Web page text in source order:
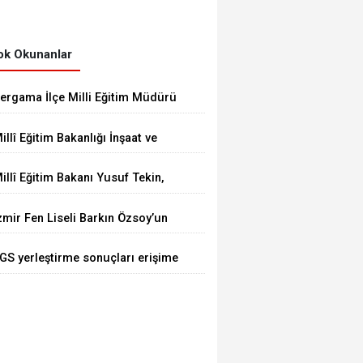
Okunanlar
İlçe Milli Eğitim Müdürü
Lisesindeki çalışmaları
Eğitim Bakanlığı İnşaat ve
Durna, İzmir'de
Eğitim Bakanı Yusuf Tekin,
Fen Liseli Barkın Özsoy’un
yerleştirme sonuçları erişime